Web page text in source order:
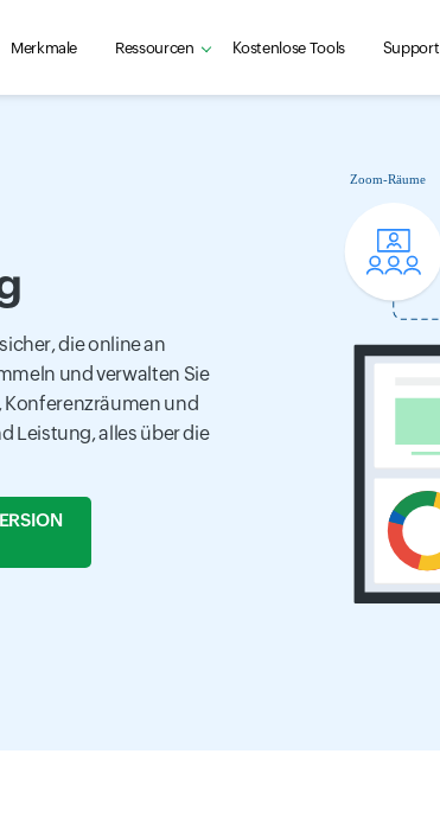
Merkmale Ressourcen Kostenlose Tools Support
die online an
und verwalten Sie
Konferenzräumen und
Leistung, alles über die